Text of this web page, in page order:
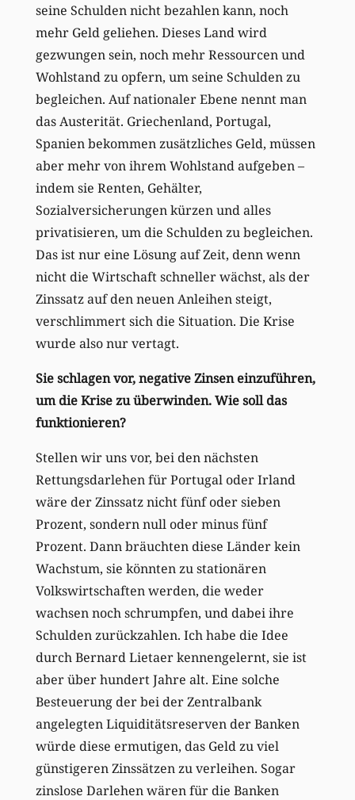
seine Schulden nicht bezahlen kann, noch
mehr Geld geliehen. Dieses Land wird
gezwungen sein, noch mehr Ressourcen und
Wohlstand zu opfern, um seine Schulden zu
begleichen. Auf nationaler Ebene nennt man
das Austerität. Griechenland, Portugal,
Spanien bekommen zusätzliches Geld, müssen
aber mehr von ihrem Wohlstand aufgeben –
indem sie Renten, Gehälter,
Sozialversicherungen kürzen und alles
privatisieren, um die Schulden zu begleichen.
Das ist nur eine Lösung auf Zeit, denn wenn
nicht die Wirtschaft schneller wächst, als der
Zinssatz auf den neuen Anleihen steigt,
verschlimmert sich die Situation. Die Krise
wurde also nur vertagt.
Sie schlagen vor, negative Zinsen einzuführen,
um die Krise zu überwinden. Wie soll das
funktionieren?
Stellen wir uns vor, bei den nächsten
Rettungsdarlehen für Portugal oder Irland
wäre der Zinssatz nicht fünf oder sieben
Prozent, sondern null oder minus fünf
Prozent. Dann bräuchten diese Länder kein
Wachstum, sie könnten zu stationären
Volkswirtschaften werden, die weder
wachsen noch schrumpfen, und dabei ihre
Schulden zurückzahlen. Ich habe die Idee
durch Bernard Lietaer kennengelernt, sie ist
aber über hundert Jahre alt. Eine solche
Besteuerung der bei der Zentralbank
angelegten Liquiditätsreserven der Banken
würde diese ermutigen, das Geld zu viel
günstigeren Zinssätzen zu verleihen. Sogar
zinslose Darlehen wären für die Banken